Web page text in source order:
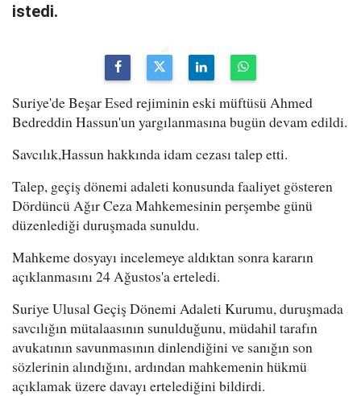
istedi.
Suriye'de Beşar Esed rejiminin eski müftüsü Ahmed
Bedreddin Hassun'un yargılanmasına bugün devam edildi.
Savcılık,Hassun hakkında idam cezası talep etti.
Talep, geçiş dönemi adaleti konusunda faaliyet gösteren
Dördüncü Ağır Ceza Mahkemesinin perşembe günü
düzenlediği duruşmada sunuldu.
Mahkeme dosyayı incelemeye aldıktan sonra kararın
açıklanmasını 24 Ağustos'a erteledi.
Suriye Ulusal Geçiş Dönemi Adaleti Kurumu, duruşmada
savcılığın mütalaasının sunulduğunu, müdahil tarafın
avukatının savunmasının dinlendiğini ve sanığın son
sözlerinin alındığını, ardından mahkemenin hükmü
açıklamak üzere davayı ertelediğini bildirdi.